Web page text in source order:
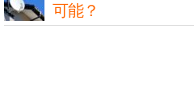
可能？